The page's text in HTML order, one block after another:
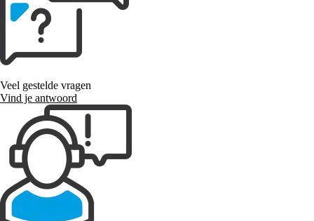
Veel gestelde vragen
Vind je antwoord